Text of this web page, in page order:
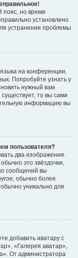
пояс, но время
установлено
устранения проблемы.
на конференции,
Попробуйте узнать у
нужный вам
существует, то вы сами
информацию вы
пользователя?
два изображения.
это звёздочки,
сообщений вы
обычно более
уникально для
добавить аватару с
«Галерея аватар»,
От администратора